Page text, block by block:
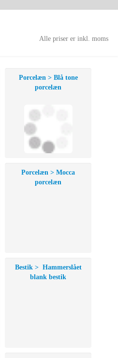
Alle priser er inkl. moms
Porcelæn > Blå tone
porcelæn
Porcelæn > Mocca
porcelæn
Bestik > Hammerslået
blank bestik